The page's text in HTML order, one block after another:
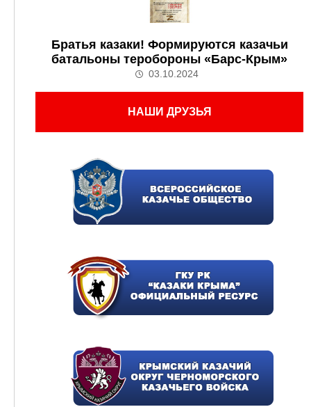
Братья казаки! Формируются казачьи
батальоны теробороны «Барс-Крым»
03.10.2024
НАШИ ДРУЗЬЯ